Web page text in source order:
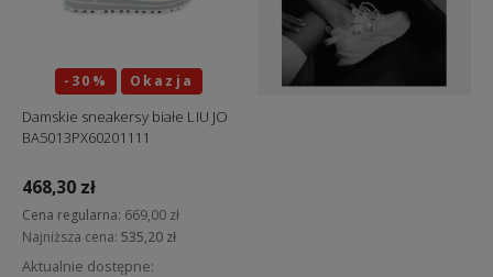
-30% Okazja
Damskie sneakersy białe LIU JO
BA5013PX60201111
468,30 zł
Cena regularna: 669,00 zł
Najniższa cena: 535,20 zł
Aktualnie dostępne: